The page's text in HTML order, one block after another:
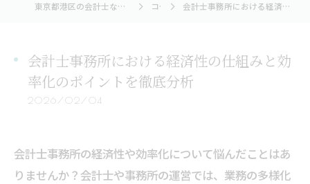
東京都港区の会計士なら所英明公認会計士・税理士事務所 コラム 会計士事務所における経済性の仕組みと効率化のポイントを徹底分析
会計士事務所における経済性の仕組みと効
率化のポイントを徹底分析
2026/02/04
会計士事務所の経済性や効率化について悩んだことはあ
りませんか？会計士や事務所の運営では、業務の多様化